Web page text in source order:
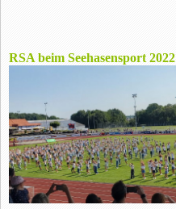
RSA beim Seehasensport 2022